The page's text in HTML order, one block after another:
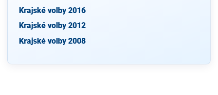
Krajské volby 2016
Krajské volby 2012
Krajské volby 2008